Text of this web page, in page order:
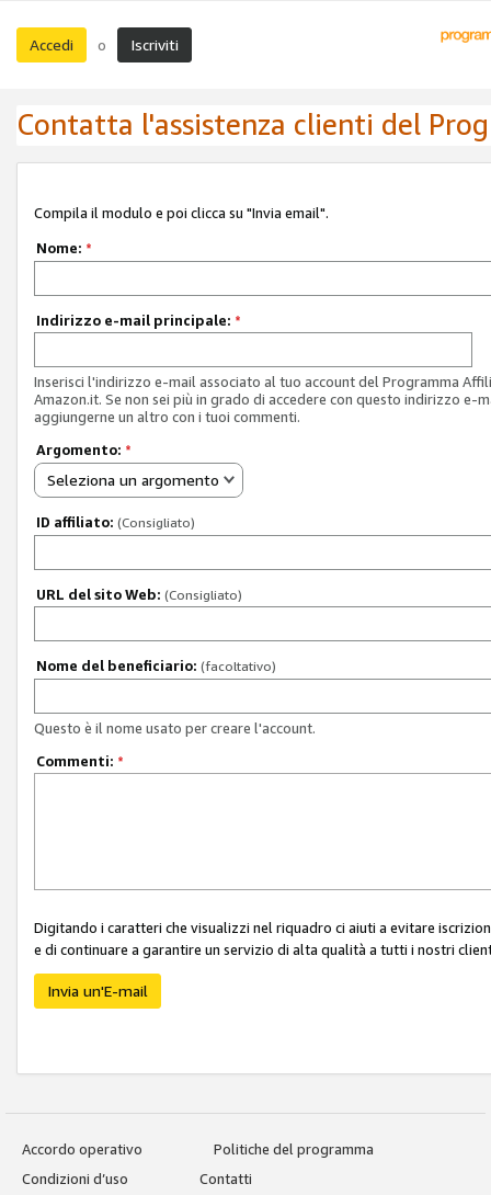
Accedi o Iscriviti
Contatta l'assistenza clienti del
Compila il modulo e poi clicca su "Invia email".
Nome: *
Indirizzo e-mail principale: *
Inserisci l'indirizzo e-mail associato al tuo account del Programma
Amazon.it. Se non sei più in grado di accedere con questo indirizzo e-
aggiungerne un altro con i tuoi commenti.
Argomento: *
Seleziona un argomento
ID affiliato: (Consigliato)
URL del sito Web: (Consigliato)
Nome del beneficiario: (facoltativo)
Questo è il nome usato per creare l'account.
Commenti: *
Digitando i caratteri che visualizzi nel riquadro ci aiuti a evitare
e di continuare a garantire un servizio di alta qualità a tutti i nostri
Invia un'E-mail
Accordo operativo
Politiche del programma
Condizioni d’uso
Contatti